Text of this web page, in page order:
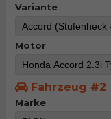
Variante
Motor
Fahrzeug #2
Marke